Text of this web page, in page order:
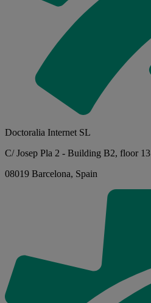
Doctoralia Internet SL
C/ Josep Pla 2 - Building B2, floor 13
08019 Barcelona, Spain